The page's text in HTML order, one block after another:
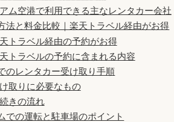
ム空港で利用できる主なレンタカー会社
法と料金比較｜楽天トラベル経由がお得
トラベル経由の予約がお得
トラベルの予約に含まれる内容
のレンタカー受け取り手順
取りに必要なもの
きの流れ
での運転と駐車場のポイント